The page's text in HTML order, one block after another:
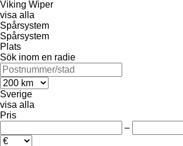
Viking Wiper
visa alla
Spårsystem
Spårsystem
Plats
Sök inom en radie
Sverige
visa alla
Pris
–